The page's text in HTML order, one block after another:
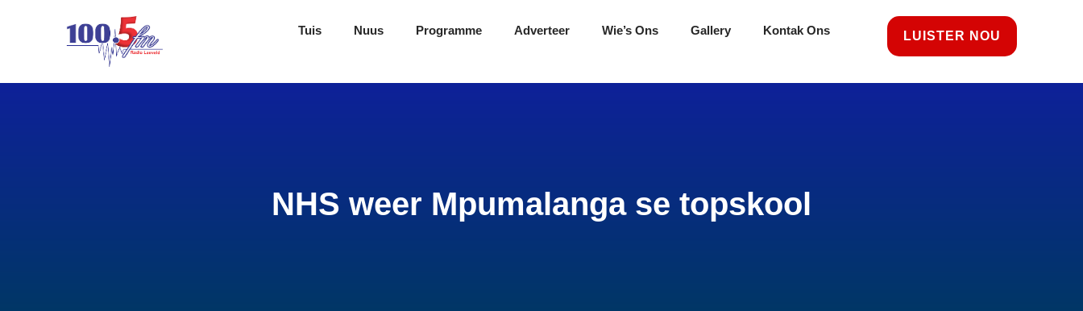
Tuis Nuus Programme Adverteer Wie’s Ons Gallery Kontak Ons LUISTER NOU
NHS weer Mpumalanga se topskool